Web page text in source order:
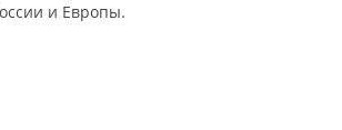
и Европы.